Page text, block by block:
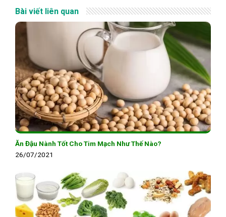
Bài viết liên quan
Ăn Đậu Nành Tốt Cho Tim Mạch Như Thế Nào?
26/07/2021